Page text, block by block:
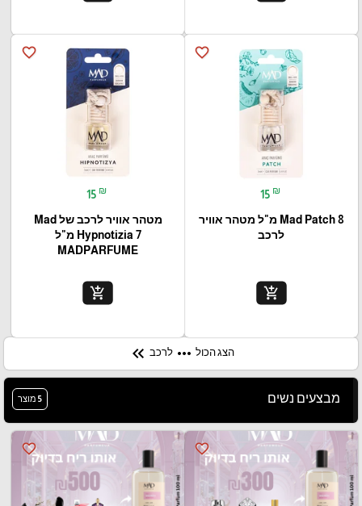
favorite_border
15 ₪
Mad Patch 8 מ"ל מטהר אוויר
לרכב
add_shopping_cart
favorite_border
15 ₪
מטהר אוויר לרכב של Mad
Hypnotizia 7 מ"ל
MADPARFUME
add_shopping_cart
הצג הכול more_horiz לרכב keyboard_double_arrow_left
מבצעים נשים 5 מוצר
favorite_border
favorite_border